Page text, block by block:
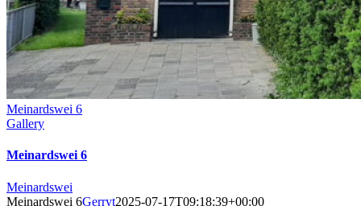
Meinardswei 6
Gallery
Meinardswei 6
Meinardswei
Meinardswei 6Gerryt2025-07-17T09:18:39+00:00